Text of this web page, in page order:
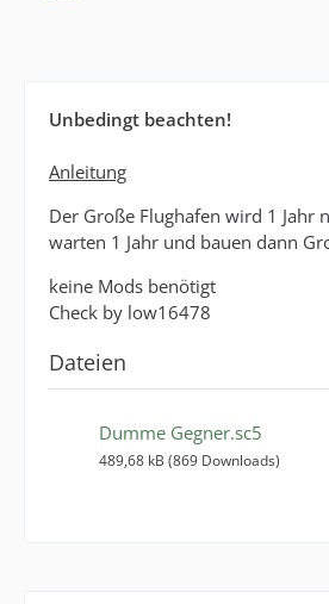
Unbedingt beachten!
Anleitung
Der Große Flughafen wird 1 Jahr
warten 1 Jahr und bauen dann
keine Mods benötigt
Check by low16478
Dateien
Dumme Gegner.sc5
489,68 kB (869 Downloads)